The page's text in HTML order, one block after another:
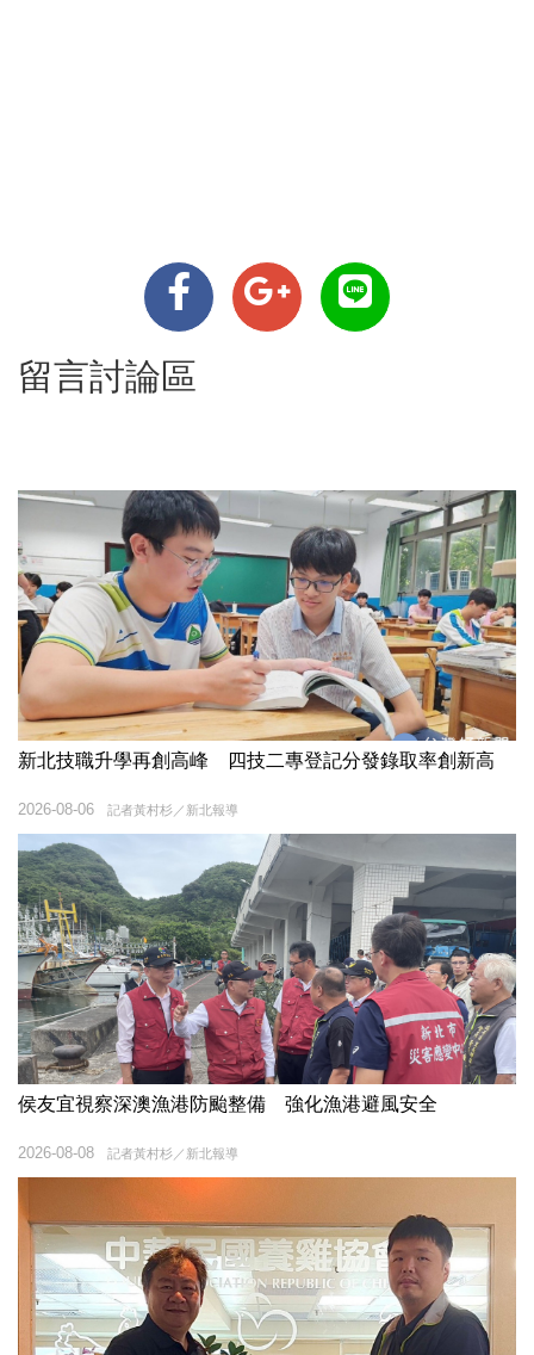
留言討論區
新北技職升學再創高峰 四技二專登記分發錄取率創新高
記者黃村杉／新北報導
2026-08-06
侯友宜視察深澳漁港防颱整備 強化漁港避風安全
記者黃村杉／新北報導
2026-08-08